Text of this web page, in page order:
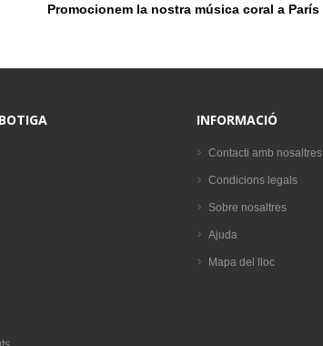
Promocionem la nostra música coral a París
INFORMACIÓ
Contacti amb nosaltres
Condicions legals
Sobre nosaltres
Ajuda
Mapa del lloc